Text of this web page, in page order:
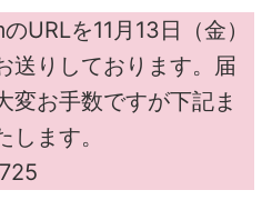
URLを11月13日（金）
送りしております。届
変お手数ですが下記ま
ます。